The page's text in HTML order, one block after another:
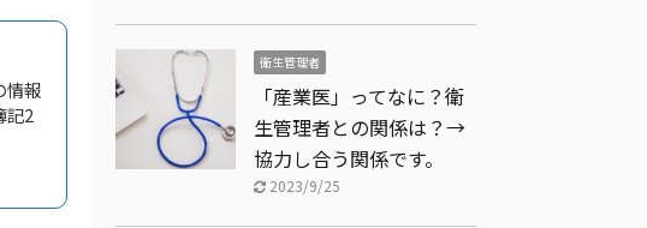
情報
記2
衛生管理者
「産業医」ってなに？衛
生管理者との関係は？→
協力し合う関係です。
2023/9/25